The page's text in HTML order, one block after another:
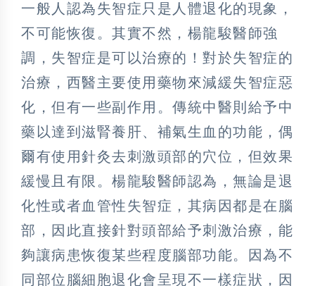
一般人認為失智症只是人體退化的現象，
不可能恢復。其實不然，楊龍駿醫師強
調，失智症是可以治療的！對於失智症的
治療，西醫主要使用藥物來減緩失智症惡
化，但有一些副作用。傳統中醫則給予中
藥以達到滋腎養肝、補氣生血的功能，偶
爾有使用針灸去刺激頭部的穴位，但效果
緩慢且有限。楊龍駿醫師認為，無論是退
化性或者血管性失智症，其病因都是在腦
部，因此直接針對頭部給予刺激治療，能
夠讓病患恢復某些程度腦部功能。因為不
同部位腦細胞退化會呈現不一樣症狀，因